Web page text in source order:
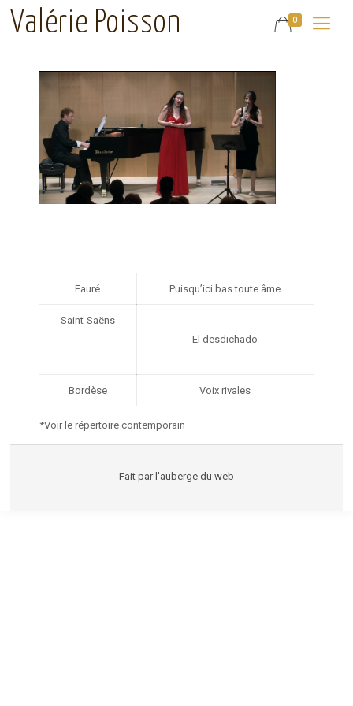
Valérie Poisson 0
Fauré Puisqu’ici bas toute âme
Saint-Saëns
El desdichado
Bordèse Voix rivales
*Voirle répertoire contemporain
Fait par l'auberge du web